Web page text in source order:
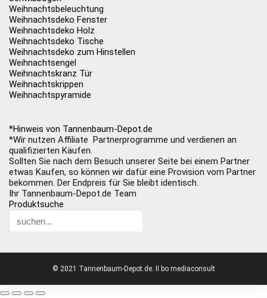
Weihnachtsbeleuchtung
Weihnachtsdeko Fenster
Weihnachtsdeko Holz
Weihnachtsdeko Tische
Weihnachtsdeko zum Hinstellen
Weihnachtsengel
Weihnachtskranz Tür
Weihnachtskrippen
Weihnachtspyramide
*Hinweis von Tannenbaum-Depot.de
*Wir nutzen Affiliate Partnerprogramme und verdienen an
qualifizierten Käufen.
Sollten Sie nach dem Besuch unserer Seite bei einem Partner
etwas Kaufen, so können wir dafür eine Provision vom Partner
bekommen. Der Endpreis für Sie bleibt identisch.
Ihr Tannenbaum-Depot.de Team
Produktsuche
© 2021 Tannenbaum-Depot.de. II bo mediaconsult